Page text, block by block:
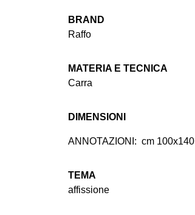
BRAND
Raffo
MATERIA E TECNICA
Carra
DIMENSIONI
ANNOTAZIONI: cm 100x140
TEMA
affissione